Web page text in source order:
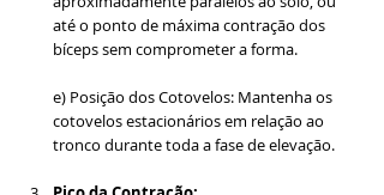
até o ponto de máxima contração dos
bíceps sem comprometer a forma.
e) Posição dos Cotovelos: Mantenha os
cotovelos estacionários em relação ao
tronco durante toda a fase de elevação.